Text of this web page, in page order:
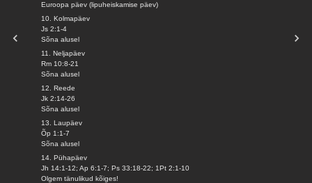
Euroopa päev (lipuheiskamise päev)
10. Kolmapäev
Js 2:1-4
Sõna alusel
11. Neljapäev
Rm 10:8-21
Sõna alusel
12. Reede
Jk 2:14-26
Sõna alusel
13. Laupäev
Õp 1:1-7
Sõna alusel
14. Pühapäev
Jh 14:1-12; Ap 6:1-7; Ps 33:18-22; 1Pt 2:1-10
Olgem tänulikud kõiges!